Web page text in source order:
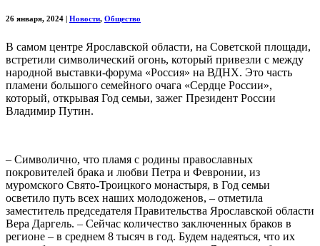
26 января, 2024 Новости, Общество
В самом центре Ярославской области, на Советской площади,
встретили символический огонь, который привезли с между​
народной выставки-форума «Россия» на ВДНХ. Это часть
пламени большого семейного очага «Сердце России»,
который, открывая Год семьи, зажег Президент России
Владимир Путин.
– Символично, что пламя с родины православных
покровителей брака и любви Петра и Февронии, из
муромского Свято-Троицкого монастыря, в Год семьи
осветило путь всех наших молодоженов, – отметила
заместитель председателя Правительства Ярославской области
Вера Даргель. – Сейчас количество заключенных браков в
регионе – в среднем 8 тысяч в год. Будем надеяться, что их